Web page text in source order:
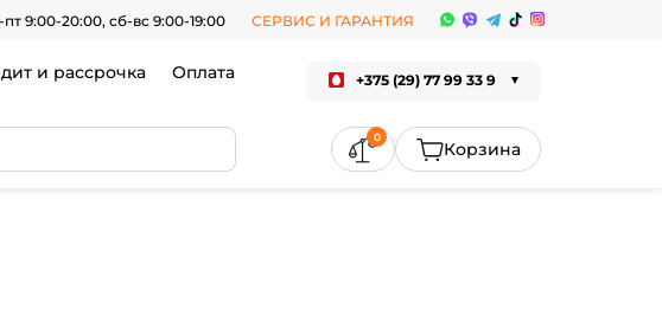
пт 9:00-20:00, сб-вс 9:00-19:00 СЕРВИС И ГАРАНТИЯ
и рассрочка
Оплата
+375 (29) 77 99 33 9
0